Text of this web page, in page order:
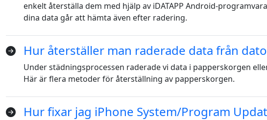
enkelt återställa dem med hjälp av iDATAPP Android-
dina data går att hämta även efter radering.
Hur återställer man raderade data från
Under städningsprocessen raderade vi data i papperskorgen
Här är flera metoder för återställning av papperskorgen.
Hur fixar jag iPhone System/Program